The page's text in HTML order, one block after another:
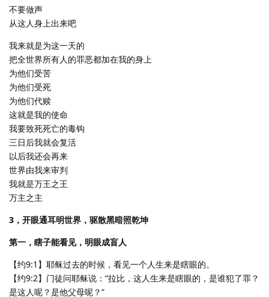
不要做声
从这人身上出来吧
我来就是为这一天的
把全世界所有人的罪恶都加在我的身上
为他们受苦
为他们受死
为他们代赎
这就是我的使命
我要致死死亡的毒钩
三日后我就会复活
以后我还会再来
世界由我来审判
我就是万王之王
万主之主
3，开眼通耳明世界，驱散黑暗照乾坤
第一，瞎子能看见，明眼成盲人
【约9:1】耶稣过去的时候，看见一个人生来是瞎眼的。
【约9:2】门徒问耶稣说：“拉比，这人生来是瞎眼的，是谁犯了罪？
是这人呢？是他父母呢？”